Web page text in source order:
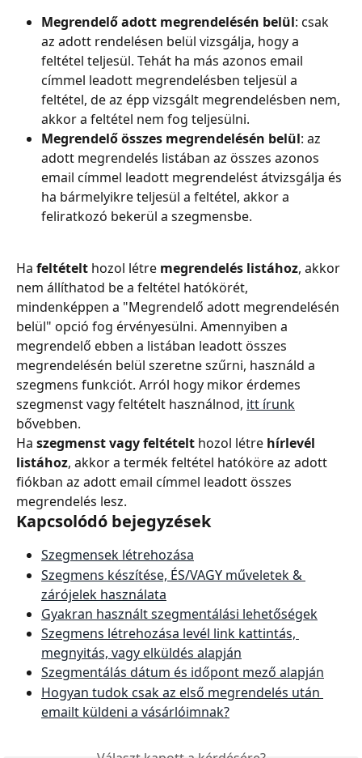
Megrendelő adott megrendelésén belül: csak
az adott rendelésen belül vizsgálja, hogy a
feltétel teljesül. Tehát ha más azonos email
címmel leadott megrendelésben teljesül a
feltétel, de az épp vizsgált megrendelésben nem,
akkor a feltétel nem fog teljesülni.
Megrendelő összes megrendelésén belül: az
adott megrendelés listában az összes azonos
email címmel leadott megrendelést átvizsgálja és
ha bármelyikre teljesül a feltétel, akkor a
feliratkozó bekerül a szegmensbe.
Ha feltételt hozol létre megrendelés listához, akkor
nem állíthatod be a feltétel hatókörét,
mindenképpen a "Megrendelő adott megrendelésén
belül" opció fog érvényesülni. Amennyiben a
megrendelő ebben a listában leadott összes
megrendelésén belül szeretne szűrni, használd a
szegmens funkciót. Arról hogy mikor érdemes
szegmenst vagy feltételt használnod, itt írunk
bővebben.
Ha szegmenst vagy feltételt hozol létre hírlevél
listához, akkor a termék feltétel hatóköre az adott
fiókban az adott email címmel leadott összes
megrendelés lesz.
Kapcsolódó bejegyzések
Szegmensek létrehozása
Szegmens készítése, ÉS/VAGY műveletek &
zárójelek használata
Gyakran használt szegmentálási lehetőségek
Szegmens létrehozása levél link kattintás,
megnyitás, vagy elküldés alapján
Szegmentálás dátum és időpont mező alapján
Hogyan tudok csak az első megrendelés után
emailt küldeni a vásárlóimnak?